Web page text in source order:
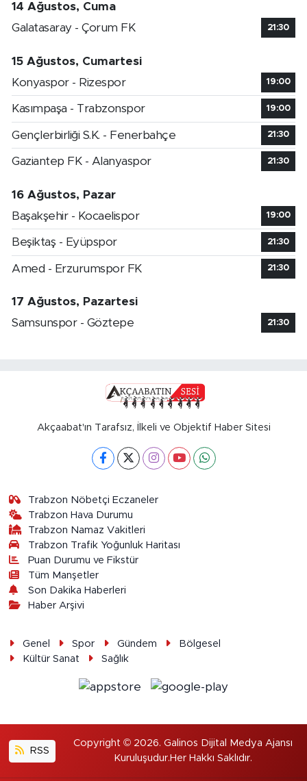
14 Ağustos, Cuma
Galatasaray - Çorum FK
21:30
15 Ağustos, Cumartesi
Konyaspor - Rizespor
19:00
Kasımpaşa - Trabzonspor 19:00
Gençlerbirliği S.K. - Fenerbahçe 21:30
Gaziantep FK - Alanyaspor 21:30
16 Ağustos, Pazar
Başakşehir - Kocaelispor
19:00
Beşiktaş - Eyüpspor 21:30
Amed - Erzurumspor FK 21:30
17 Ağustos, Pazartesi
Samsunspor - Göztepe
21:30
Akçaabat'ın Tarafsız, İlkeli ve Objektif Haber Sitesi
Trabzon Nöbetçi Eczaneler
Trabzon Hava Durumu
Trabzon Namaz Vakitleri
Trabzon Trafik Yoğunluk Haritası
Puan Durumu ve Fikstür
Tüm Manşetler
Son Dakika Haberleri
Haber Arşivi
Genel Spor Gündem
Bölgesel
Kültür Sanat
Sağlık
RSS
Copyright © 2026. Galinos Dijital Medya Ajansı
Kuruluşudur.Her Hakkı Saklıdır.